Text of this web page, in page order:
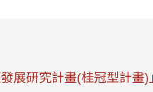
研究計畫(桂冠型計畫